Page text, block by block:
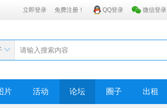
立即登录 免费注册！ QQ登录 微信登录
片 活动 论坛 圈子 出租